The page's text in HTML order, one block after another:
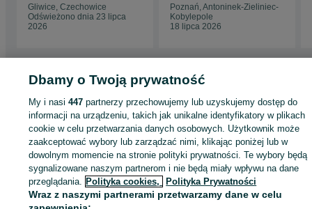
Gliwice, Czechowice
Odświeżono dnia 23 lipca
2026
Poznań, Antoninek-Zieliniec-
Kobylepole
18 lipca 2026
Strona główna Wypożyczalnia Pozostałe Wypożyczalnia
Wypożyczalnia - Antoninek-Zieliniec-Kobylepole
KATEGORIA
ID:899073170 Wyświetlenia:
Dbamy o Twoją prywatność
My i nasi447 partnerzy przechowujemy lub uzyskujemy dostęp do
informacji na urządzeniu, takich jak unikalne identyfikatory w plikach
cookie w celu przetwarzania danych osobowych. Użytkownik może
zaakceptować wybory lub zarządzać nimi, klikając poniżej lub w
dowolnym momencie na stronie polityki prywatności. Te wybory będą
sygnalizowane naszym partnerom i nie będą miały wpływu na dane
przeglądania. Polityka cookies, Polityka Prywatności
Wraz z naszymi partnerami przetwarzamy dane w celu